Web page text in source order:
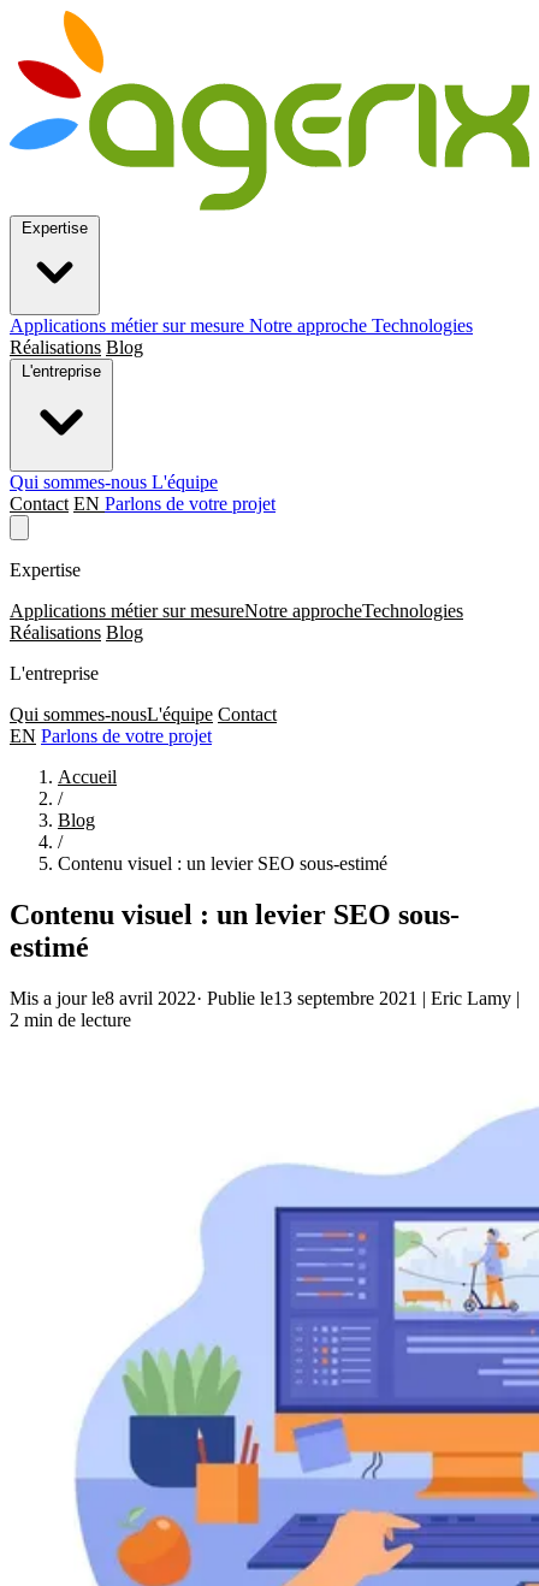
Applications métier sur mesure Notre approche Technologies
Réalisations Blog
Qui sommes-nous L'équipe
Contact EN Parlons de votre projet
Expertise
Applications métier sur mesureNotre approcheTechnologies
Réalisations Blog
L'entreprise
Qui sommes-nousL'équipe Contact
EN Parlons de votre projet
Accueil
/
Blog
/
Contenu visuel : un levier SEO sous-estimé
Contenu visuel : un levier SEO sous-
estimé
Mis a jour le8 avril 2022· Publie le13 septembre 2021 | Eric Lamy |
2 min de lecture